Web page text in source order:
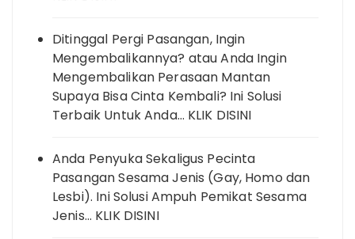
Ditinggal Pergi Pasangan, Ingin
Mengembalikannya? atau Anda Ingin
Mengembalikan Perasaan Mantan
Supaya Bisa Cinta Kembali? Ini Solusi
Terbaik Untuk Anda… KLIK DISINI
Anda Penyuka Sekaligus Pecinta
Pasangan Sesama Jenis (Gay, Homo dan
Lesbi). Ini Solusi Ampuh Pemikat Sesama
Jenis… KLIK DISINI